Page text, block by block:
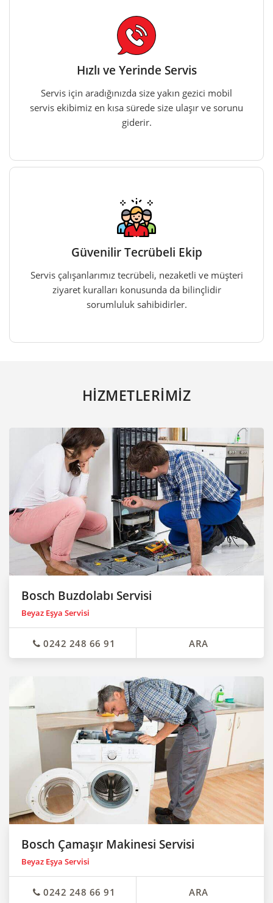
Hızlı ve Yerinde Servis
Servis için aradığınızda size yakın gezici mobil
servis ekibimiz en kısa sürede size ulaşır ve sorunu
giderir.
Güvenilir Tecrübeli Ekip
Servis çalışanlarımız tecrübeli, nezaketli ve müşteri
ziyaret kuralları konusunda da bilinçlidir
sorumluluk sahibidirler.
HİZMETLERİMİZ
Bosch Buzdolabı Servisi
Beyaz Eşya Servisi
0242 248 66 91 ARA
Bosch Çamaşır Makinesi Servisi
Beyaz Eşya Servisi
0242 248 66 91 ARA